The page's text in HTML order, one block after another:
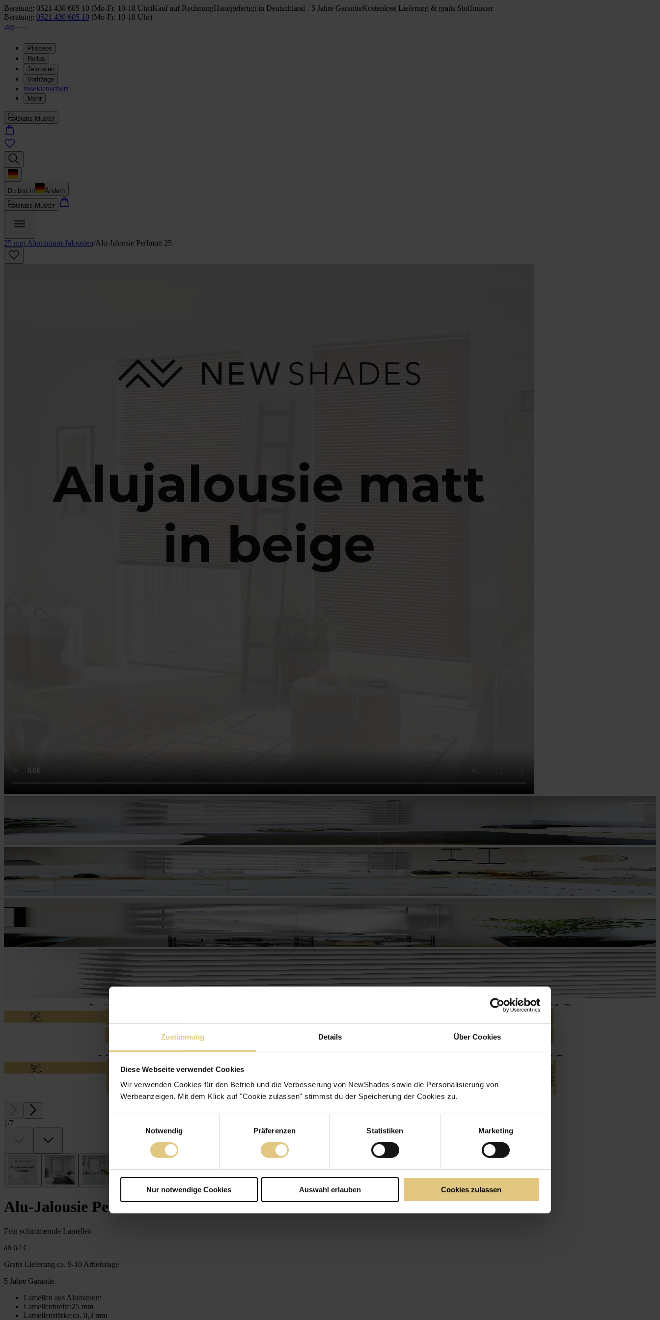
Zustimmung Details Über Cookies
Diese Webseite verwendet Cookies
Wir verwenden Cookies für den Betrieb und die Verbesserung von NewShades sowie die Personalisierung von
Werbeanzeigen. Mit dem Klick auf "Cookie zulassen" stimmst du der Speicherung der Cookies zu.
Notwendig
Präferenzen Statistiken Marketing
Nur notwendige Cookies Auswahl erlauben Cookies zulassen
Beratung: 0521 430 605 10 (Mo-Fr. 10-18 Uhr)Kauf auf RechnungHandgefertigt in Deutschland - 5 Jahre GarantieKostenlose Lieferung & gratis Stoffmuster
Beratung: 0521 430 605 10 (Mo-Fr. 10-18 Uhr)
Plissees
Rollos
Jalousien
Vorhänge
Insektenschutz
Mehr
Gratis Muster
Du bist in
Ändern
Gratis Muster
25 mm Aluminium-Jalousien/Alu-Jalousie Perlmutt 25
1/7
Alu-Jalousie Perlmutt 25 silber
Fein schimmernde Lamellen
ab 62 €
Gratis Lieferung ca. 9-10 Arbeitstage
5 Jahre Garantie
Lamellen aus Aluminium
Lamellenbreite:25 mm
Lamellenstärke:ca. 0,3 mm